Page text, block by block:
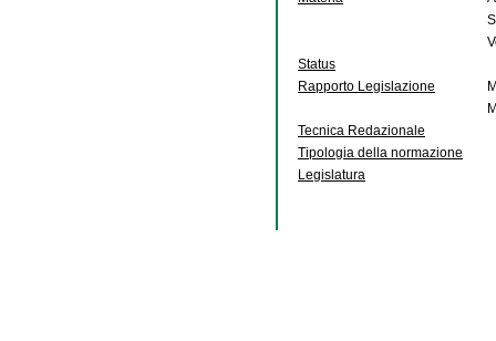
Status
Rapporto Legislazione
Tecnica Redazionale
Tipologia della normazione
Legislatura